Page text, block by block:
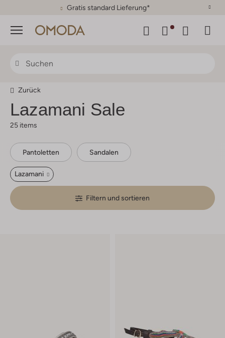
30 Tage Rückgaberecht
Menü
Zurück
Lazamani Sale
25 items
Pantoletten Sandalen
Lazamani
Filtern und sortieren